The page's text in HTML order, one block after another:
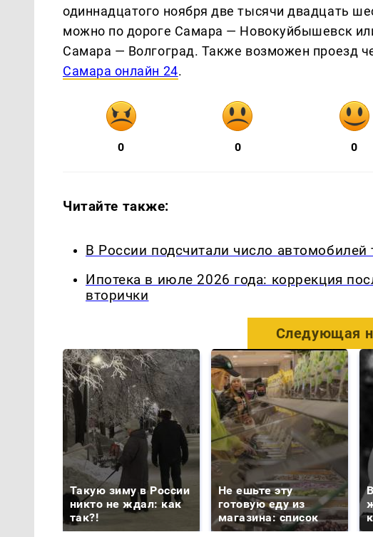
одиннадцатого ноября две тысячи двадцать
можно по дороге Самара — Новокуйбышевск
Самара — Волгоград. Также возможен проезд
Самара онлайн 24.
0 0 0
Читайте также:
В России подсчитали число автомобилей
Ипотека в июле 2026 года: коррекция
вторички
Следующая
Такую зиму в России
никто не ждал: как
так?!
Не ешьте эту
готовую еду из
магазина: список